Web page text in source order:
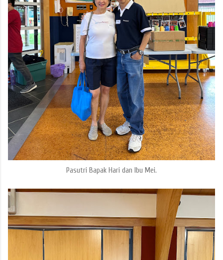
Pasutri Bapak Hari dan Ibu Mei.